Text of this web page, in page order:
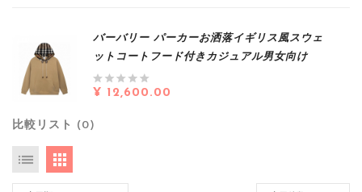
バーバリー パーカーお洒落イギリス風スウェ
ットコートフード付きカジュアル男女向け
¥ 12,600.00
比較リスト (0)